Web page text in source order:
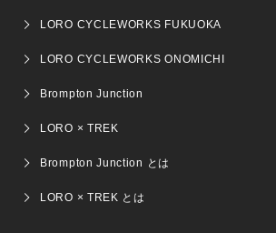
LORO CYCLEWORKS FUKUOKA
LORO CYCLEWORKS ONOMICHI
Brompton Junction
LORO × TREK
Brompton Junction とは
LORO × TREK とは